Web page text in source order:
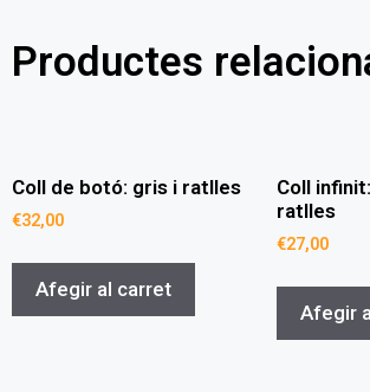
Productes
Coll de botó: gris i ratlles
€32,00
Afegir al carret
Coll
ratlles
€27,00
Afegir